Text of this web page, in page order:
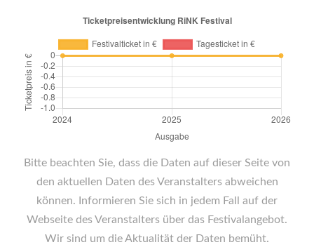
Bitte beachten Sie, dass die Daten auf dieser Seite von
den aktuellen Daten des Veranstalters abweichen
können. Informieren Sie sich in jedem Fall auf der
Webseite des Veranstalters über das Festivalangebot.
Wir sind um die Aktualität der Daten bemüht.